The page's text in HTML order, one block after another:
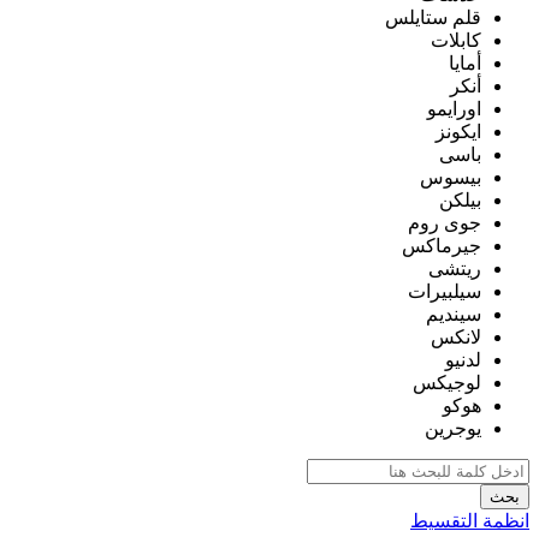
قلم ستايلس
كابلات
أمايا
أنكر
اورايمو
ايكونز
باسى
بيسوس
بيلكن
جوى روم
جيرماكس
ريتشى
سيلبيرات
سينديم
لانكس
لدنيو
لوجيكس
هوكو
يوجرين
بحث
انظمة التقسيط